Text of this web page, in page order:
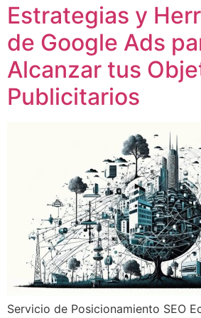
Estrategias y
de Google Ads
Alcanzar tus
Publicitarios
Servicio de Posicionamiento SEO